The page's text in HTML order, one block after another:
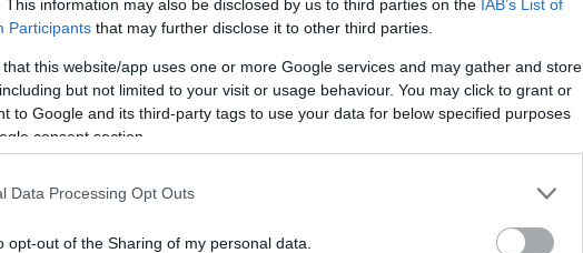
This information may also be disclosed by us to third parties on the IAB’s List of
Participants that may further disclose it to other third parties.
that this website/app uses one or more Google services and may gather and store
but not limited to your visit or usage behaviour. You may click to grant or
to Google and its third-party tags to use your data for below specified purposes
consent section.
Data Processing Opt Outs
opt-out of the Sharing of my personal data.
η πρόθεση της κυβέρνησης να γίνει πιο